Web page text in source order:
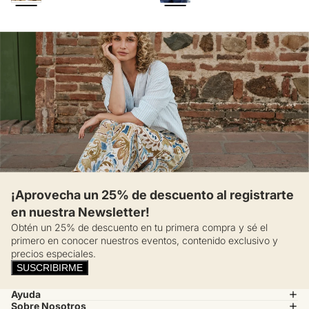
¡Aprovecha un 25% de descuento al registrarte
en nuestra Newsletter!
Obtén un 25% de descuento en tu primera compra y sé el
primero en conocer nuestros eventos, contenido exclusivo y
precios especiales.
SUSCRIBIRME
Ayuda
Sobre Nosotros